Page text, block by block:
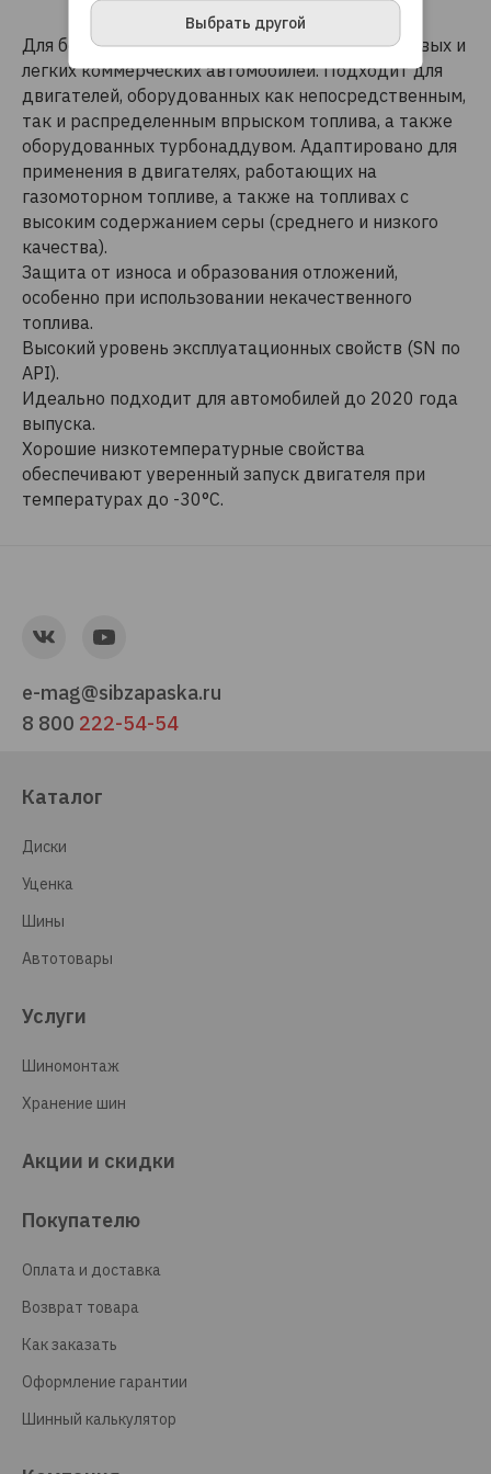
Для бензиновых и дизельных двигателей легковых и
легких коммерческих автомобилей. Подходит для
двигателей, оборудованных как непосредственным,
так и распределенным впрыском топлива, а также
оборудованных турбонаддувом. Адаптировано для
применения в двигателях, работающих на
газомоторном топливе, а также на топливах с
высоким содержанием серы (среднего и низкого
качества).
Защита от износа и образования отложений,
особенно при использовании некачественного
топлива.
Высокий уровень эксплуатационных свойств (SN по
API).
Идеально подходит для автомобилей до 2020 года
выпуска.
Хорошие низкотемпературные свойства
обеспечивают уверенный запуск двигателя при
температурах до -30°С.
Выбрать другой
e-mag@sibzapaska.ru
8 800 222-54-54
Каталог
Диски
Уценка
Шины
Автотовары
Услуги
Шиномонтаж
Хранение шин
Акции и скидки
Покупателю
Оплата и доставка
Возврат товара
Как заказать
Оформление гарантии
Шинный калькулятор